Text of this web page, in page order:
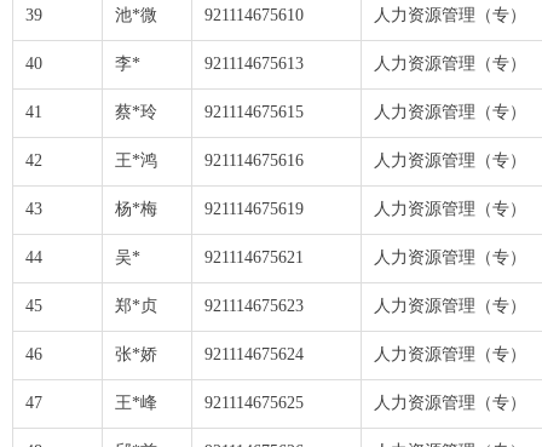
39 池*微 921114675610 人力资源管理（专）
40 李* 921114675613 人力资源管理（专）
41 蔡*玲 921114675615 人力资源管理（专）
42 王*鸿 921114675616 人力资源管理（专）
43 杨*梅 921114675619 人力资源管理（专）
44 吴* 921114675621 人力资源管理（专）
45 郑*贞 921114675623 人力资源管理（专）
46 张*娇 921114675624 人力资源管理（专）
47 王*峰 921114675625 人力资源管理（专）